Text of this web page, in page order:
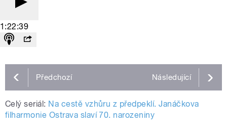
1:22:39
Předchozí Následující
Celý seriál: Na cestě vzhůru z předpeklí. Janáčkova
filharmonie Ostrava slaví 70. narozeniny